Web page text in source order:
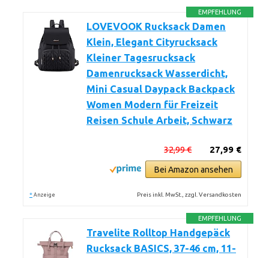
EMPFEHLUNG
LOVEVOOK Rucksack Damen
Klein, Elegant Cityrucksack
Kleiner Tagesrucksack
Damenrucksack Wasserdicht,
Mini Casual Daypack Backpack
Women Modern für Freizeit
Reisen Schule Arbeit, Schwarz
27,99 €
32,99 €
Bei Amazon ansehen
* Anzeige Preis inkl. MwSt., zzgl. Versandkosten
EMPFEHLUNG
Travelite Rolltop Handgepäck
Rucksack BASICS, 37-46 cm, 11-